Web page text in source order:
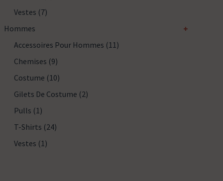
Vestes (7)
Hommes
Accessoires Pour Hommes (11)
Chemises (9)
Costume (10)
Gilets De Costume (2)
Pulls (1)
T-Shirts (24)
Vestes (1)